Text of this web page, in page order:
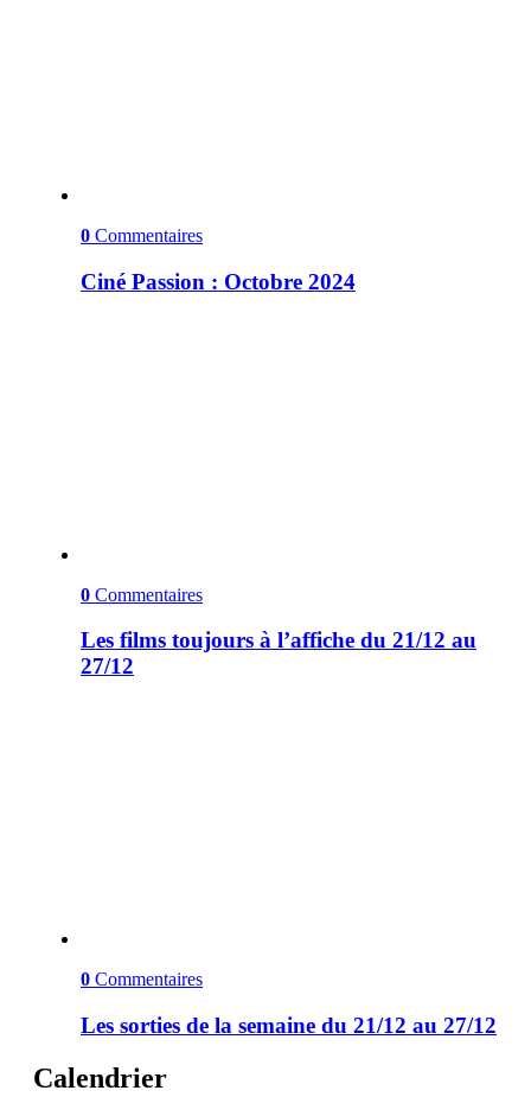
0 Commentaires
Ciné Passion : Octobre 2024
0 Commentaires
Les films toujours à l’affiche du 21/12 au
27/12
0 Commentaires
Les sorties de la semaine du 21/12 au 27/12
Calendrier